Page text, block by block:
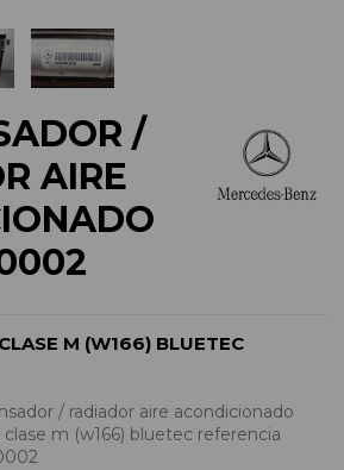
/
AIRE
M (W166) BLUETEC
/ radiador aire acondicionado
m (w166) bluetec referencia